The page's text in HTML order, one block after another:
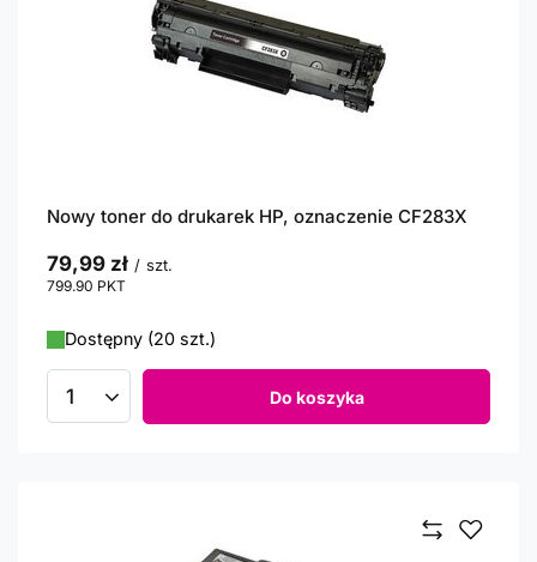
Nowy toner do drukarek HP, oznaczenie CF283X
79,99 zł / szt.
799.90 PKT
Dostępny (20 szt.)
Ilość produktów Do koszyka